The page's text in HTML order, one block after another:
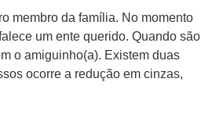
membro da família. No momento
um ente querido. Quando são
o amiguinho(a). Existem duas
ocorre a redução em cinzas,